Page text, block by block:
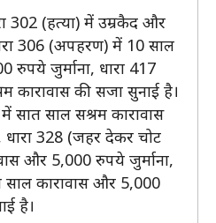
302 (हत्या) में उम्रकैद और
306 (अपहरण) में 10 साल
रुपये जुर्माना, धारा 417
कारावास की सजा सुनाई है।
सात साल सश्रम कारावास
328 (जहर देकर चोट
और 5,000 रुपये जुर्माना,
साल कारावास और 5,000
है।